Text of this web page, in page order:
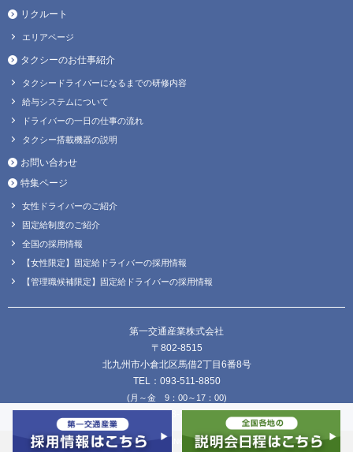
リクルート
エリアページ
タクシーのお仕事紹介
タクシードライバーになるまでの研修内容
給与システムについて
ドライバーの一日の仕事の流れ
タクシー搭載機器の説明
お問い合わせ
特集ページ
女性ドライバーのご紹介
固定給制度のご紹介
全国の採用情報
【女性限定】固定給ドライバーの採用情報
【管理職候補限定】固定給ドライバーの採用情報
第一交通産業株式会社
〒802-8515
北九州市小倉北区馬借2丁目6番8号
TEL：093-511-8850
(月～金 9：00～17：00)
FAX：093-511-8838
Copyright © DAIICHI KOUTSU SANGYO Co.,Ltd. all Rights Reserved.